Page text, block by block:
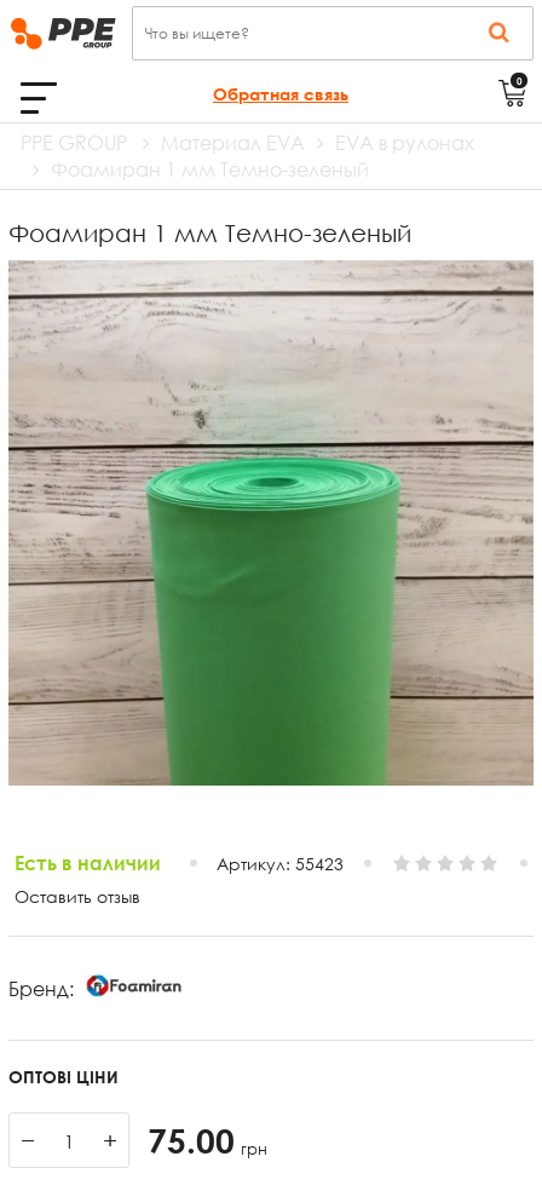
Обратная связь
0
PPE GROUP Материал EVA
EVA в рулонах
Фоамиран 1 мм Темно-зеленый
Фоамиран 1 мм Темно-зеленый
Есть в наличии Артикул:55423
Оставить отзыв
Бренд:
ОПТОВІ ЦІНИ
− + 75.00 грн